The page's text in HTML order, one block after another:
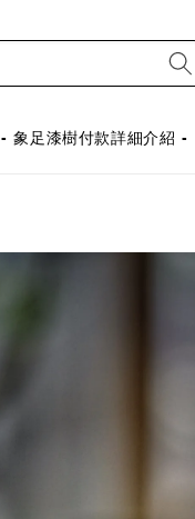
- 象足漆樹付款詳細介紹 -